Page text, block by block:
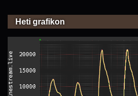
Heti grafikon